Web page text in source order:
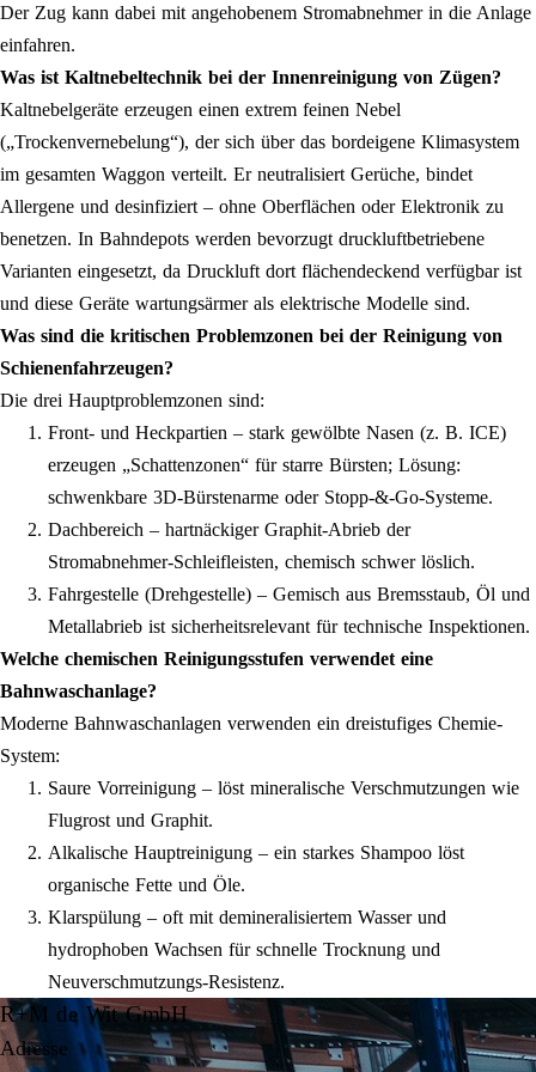
Der Zug kann dabei mit angehobenem Stromabnehmer in die Anlage
einfahren.
Was ist Kaltnebeltechnik bei der Innenreinigung von Zügen?
Kaltnebelgeräte erzeugen einen extrem feinen Nebel
(„Trockenvernebelung“), der sich über das bordeigene Klimasystem
im gesamten Waggon verteilt. Er neutralisiert Gerüche, bindet
Allergene und desinfiziert – ohne Oberflächen oder Elektronik zu
benetzen. In Bahndepots werden bevorzugt druckluftbetriebene
Varianten eingesetzt, da Druckluft dort flächendeckend verfügbar ist
und diese Geräte wartungsärmer als elektrische Modelle sind.
Was sind die kritischen Problemzonen bei der Reinigung von
Schienenfahrzeugen?
Die drei Hauptproblemzonen sind:
Front- und Heckpartien – stark gewölbte Nasen (z. B. ICE)
erzeugen „Schattenzonen“ für starre Bürsten; Lösung:
schwenkbare 3D-Bürstenarme oder Stopp-&-Go-Systeme.
Dachbereich – hartnäckiger Graphit-Abrieb der
Stromabnehmer-Schleifleisten, chemisch schwer löslich.
Fahrgestelle (Drehgestelle) – Gemisch aus Bremsstaub, Öl und
Metallabrieb ist sicherheitsrelevant für technische Inspektionen.
Welche chemischen Reinigungsstufen verwendet eine
Bahnwaschanlage?
Moderne Bahnwaschanlagen verwenden ein dreistufiges Chemie-
System:
Saure Vorreinigung – löst mineralische Verschmutzungen wie
Flugrost und Graphit.
Alkalische Hauptreinigung – ein starkes Shampoo löst
organische Fette und Öle.
Klarspülung – oft mit demineralisiertem Wasser und
hydrophoben Wachsen für schnelle Trocknung und
Neuverschmutzungs-Resistenz.
R+M de Wit GmbH
Adresse